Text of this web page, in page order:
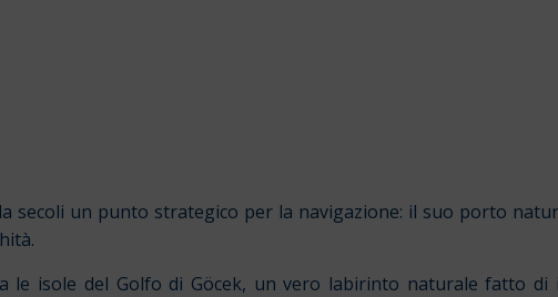
secoli un punto strategico per la navigazione: il suo porto
le isole del Golfo di Göcek, un vero labirinto naturale fatto di